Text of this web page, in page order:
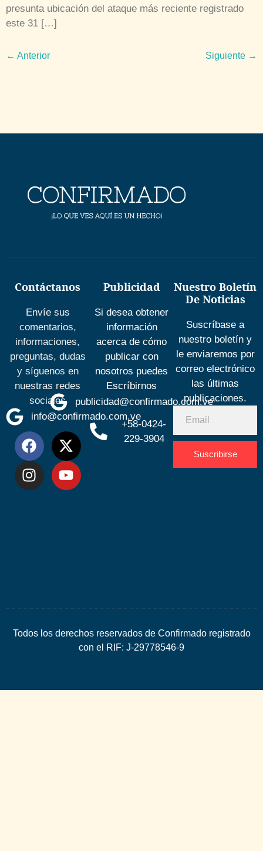
presunta ubicación del ataque más reciente registrado
este 31 […]
← Anterior Siguiente →
Contáctanos
Envíe sus
comentarios,
informaciones,
preguntas, dudas
y síguenos en
nuestras redes
sociales
info@confirmado.com.ve
Publicidad
Si desea obtener
información
acerca de cómo
publicar con
nosotros puedes
Escríbirnos
publicidad@confirmado.com.ve
+58-0424-
229-3904
Nuestro Boletín
De Noticias
Suscríbase a
nuestro boletín y
le enviaremos por
correo electrónico
las últimas
publicaciones.
Suscribirse
Todos los derechos reservados de Confirmado registrado
con el RIF: J-29778546-9